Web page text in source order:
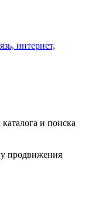
интернет,
и поиска
продвижения